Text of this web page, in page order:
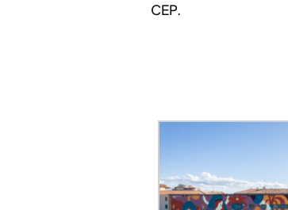
CEP.